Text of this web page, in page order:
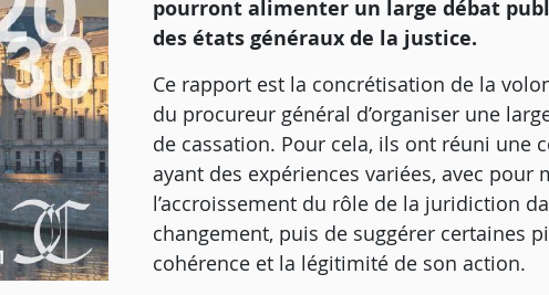
pourront alimenter un large débat
des états généraux de la justice.
Ce rapport est la concrétisation de la
du procureur général d’organiser une
de cassation. Pour cela, ils ont réuni une
ayant des expériences variées, avec pour
l’accroissement du rôle de la juridiction
changement, puis de suggérer certaines
cohérence et la légitimité de son action.